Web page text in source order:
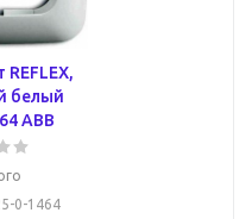
REFLEX,
белый
ABB
0-1464